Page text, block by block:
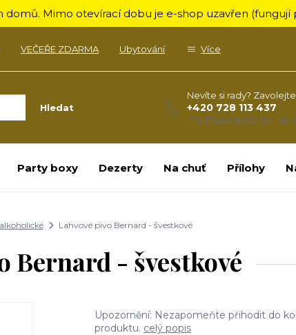
Mimo otevírací dobu je e-shop uzavřen (fungují
VEČEŘE ZDARMA Ubytování Více
Hledat
Nevíte si rady? Zavolejte.
+420 728 113 437
(Po-Pá od 16:00, So-Ne
Party boxy Dezerty Na chuť Přílohy
Lahvové pivo Bernard - švestkové
Bernard - švestkové
Upozornění: Nezapomeňte přihodit do
produktu. celý popis